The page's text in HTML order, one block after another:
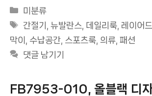
카
테
리
미분류
태
그
간절기 ,뉴발란스 데일리룩 레이어
막이
수납공간 스포츠룩 의류 패션
댓글 남기기
FB7953-010, 올블랙 디